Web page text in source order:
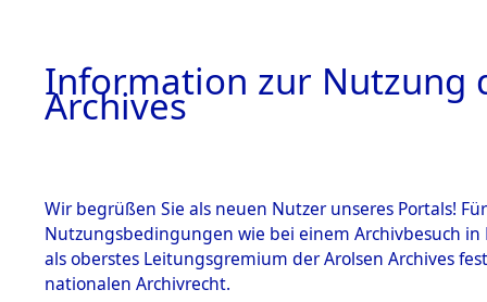
BESTÄNDE 0011
Information zur Nutzung
Archives
Wir begrüßen Sie als neuen Nutzer unseres Portals!
Nutzungsbedingungen wie bei einem Archivbesuch
als oberstes Leitungsgremium der Arolsen Archives
nationalen Archivrecht.